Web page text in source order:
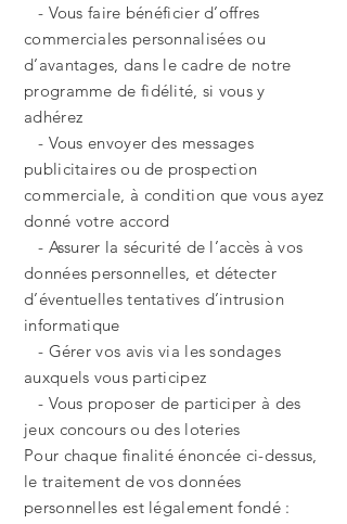
- Vous faire bénéficier d’offres
commerciales personnalisées ou
d’avantages, dans le cadre de notre
programme de fidélité, si vous y
adhérez
- Vous envoyer des messages
publicitaires ou de prospection
commerciale, à condition que vous ayez
donné votre accord
- Assurer la sécurité de l’accès à vos
données personnelles, et détecter
d’éventuelles tentatives d’intrusion
informatique
- Gérer vos avis via les sondages
auxquels vous participez
- Vous proposer de participer à des
jeux concours ou des loteries
Pour chaque finalité énoncée ci-dessus,
le traitement de vos données
personnelles est légalement fondé :